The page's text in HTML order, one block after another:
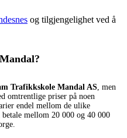
og tilgjengelighet ved å
Trafikkskole Mandal AS, men
omtrentlige priser på noen
endel mellom de ulike
mellom 20 000 og 40 000